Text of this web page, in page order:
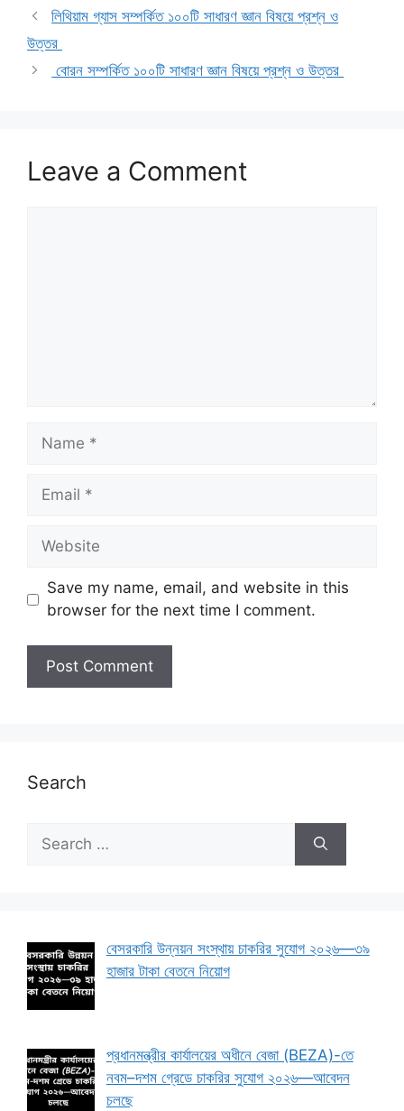
লিথিয়াম গ্যাস সম্পর্কিত ১০০টি সাধারণ জ্ঞান বিষয়ে প্রশ্ন ও
উত্তর
বোরন সম্পর্কিত ১০০টি সাধারণ জ্ঞান বিষয়ে প্রশ্ন ও উত্তর
Leave a Comment
Name
Email
Website
Save my name, email, and website in this
browser for the next time I comment.
Search
for:
বেসরকারি উন্নয়ন সংস্থায় চাকরির সুযোগ ২০২৬—৩৯
হাজার টাকা বেতনে নিয়োগ
প্রধানমন্ত্রীর কার্যালয়ের অধীনে বেজা (BEZA)-তে
নবম–দশম গ্রেডে চাকরির সুযোগ ২০২৬—আবেদন
চলছে